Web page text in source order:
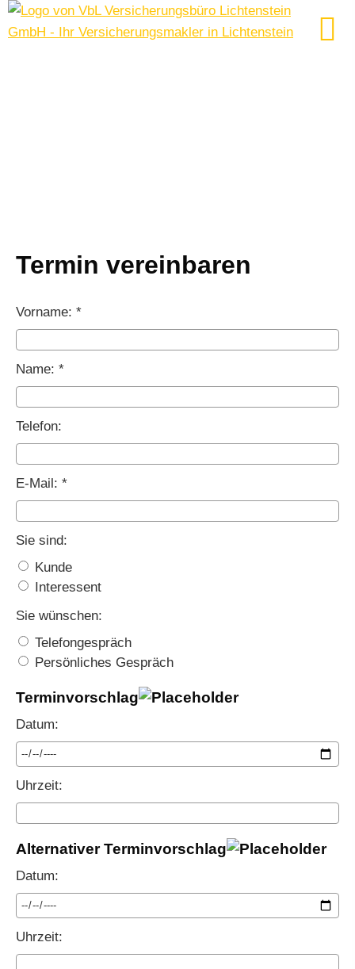
Termin ver­ein­baren
Vorname: *
Name: *
Telefon:
E-Mail: *
Sie sind:
Kunde
Interessent
Sie wünschen:
Telefongespräch
Persönliches Gespräch
Terminvorschlag
Datum:
Uhrzeit:
Alternativer Terminvorschlag
Datum:
Uhrzeit: